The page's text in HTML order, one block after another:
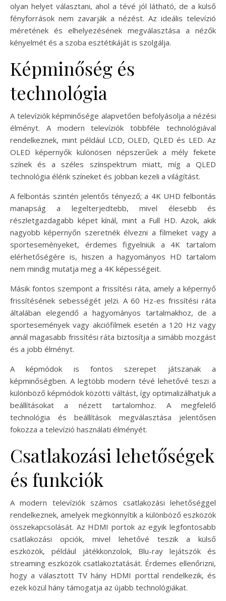
olyan helyet választani, ahol a tévé jól látható, de a külső
fényforrások nem zavarják a nézést. Az ideális televízió
méretének és elhelyezésének megválasztása a nézők
kényelmét és a szoba esztétikáját is szolgálja.
Képminőség és
technológia
A televíziók képminősége alapvetően befolyásolja a nézési
élményt. A modern televíziók többféle technológiával
rendelkeznek, mint például LCD, OLED, QLED és LED. Az
OLED képernyők különösen népszerűek a mély fekete
színek és a széles színspektrum miatt, míg a QLED
technológia élénk színeket és jobban kezeli a világítást.
A felbontás szintén jelentős tényező; a 4K UHD felbontás
manapság a legelterjedtebb, mivel élesebb és
részletgazdagabb képet kínál, mint a Full HD. Azok, akik
nagyobb képernyőn szeretnék élvezni a filmeket vagy a
sporteseményeket, érdemes figyelniük a 4K tartalom
elérhetőségére is, hiszen a hagyományos HD tartalom
nem mindig mutatja meg a 4K képességeit.
Másik fontos szempont a frissítési ráta, amely a képernyő
frissítésének sebességét jelzi. A 60 Hz-es frissítési ráta
általában elegendő a hagyományos tartalmakhoz, de a
sportesemények vagy akciófilmek esetén a 120 Hz vagy
annál magasabb frissítési ráta biztosítja a simább mozgást
és a jobb élményt.
A képmódok is fontos szerepet játszanak a
képminőségben. A legtöbb modern tévé lehetővé teszi a
különböző képmódok közötti váltást, így optimalizálhatjuk a
beállításokat a nézett tartalomhoz. A megfelelő
technológia és beállítások megválasztása jelentősen
fokozza a televízió használati élményét.
Csatlakozási lehetőségek
és funkciók
A modern televíziók számos csatlakozási lehetőséggel
rendelkeznek, amelyek megkönnyítik a különböző eszközök
összekapcsolását. Az HDMI portok az egyik legfontosabb
csatlakozási opciók, mivel lehetővé teszik a külső
eszközök, például játékkonzolok, Blu-ray lejátszók és
streaming eszközök csatlakoztatását. Érdemes ellenőrizni,
hogy a választott TV hány HDMI porttal rendelkezik, és
ezek közül hány támogatja az újabb technológiákat.